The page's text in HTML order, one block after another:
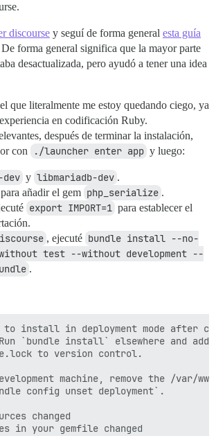
discourse y seguí de forma general esta guía
forma general significa que la mayor parte
desactualizada, pero ayudó a tener una idea
que literalmente me estoy quedando ciego, ya
en codificación Ruby.
después de terminar la instalación,
con
./launcher enter app y luego:
y libmariadb-dev .
añadir el gem php_serialize .
export IMPORT=1 para establecer el
, ejecuté bundle install --no-
test --without development --
.
install in deployment mode after
`bundle install` elsewhere and add
to version control.
machine, remove the /var/
config unset deployment`.
changed
in your gemfile changed